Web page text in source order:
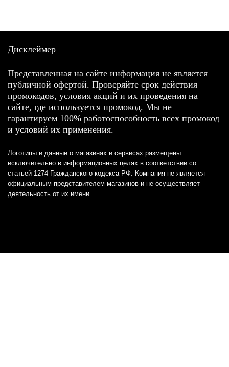
Дисклеймер
Представленная на сайте информация не является
публичной офертой. Проверяйте срок действия
промокодов, условия акций и их проведения на
сайте, где используется промокод. Мы не
гарантируем 100% работоспособность всех промокод
и условий их применения.
Логотипы и данные о магазинах и сервисах размещены
исключительно в информационных целях в соответствии со
статьей 1274 Гражданского кодекса РФ. Компания не является
официальным представителем магазинов и не осуществляет
деятельность от их имени.
Отказ от ответственности